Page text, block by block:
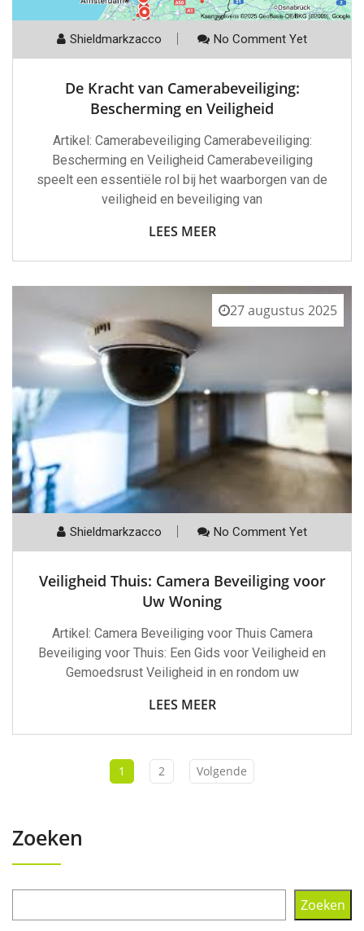
Shieldmarkzacco No Comment Yet
De Kracht van Camerabeveiliging:
Bescherming en Veiligheid
Artikel: Camerabeveiliging Camerabeveiliging:
Bescherming en Veiligheid Camerabeveiliging
speelt een essentiële rol bij het waarborgen van de
veiligheid en beveiliging van
LEES MEER
27 augustus 2025
Shieldmarkzacco No Comment Yet
Veiligheid Thuis: Camera Beveiliging voor
Uw Woning
Artikel: Camera Beveiliging voor Thuis Camera
Beveiliging voor Thuis: Een Gids voor Veiligheid en
Gemoedsrust Veiligheid in en rondom uw
LEES MEER
1 2 Volgende
Zoeken
Zoeken